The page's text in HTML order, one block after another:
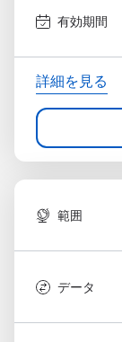
有効期間
詳細を見る
範囲
データ